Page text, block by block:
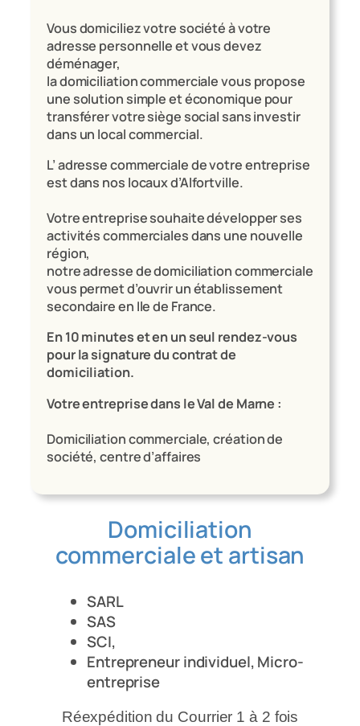
Vous domiciliez votre société à votre
adresse personnelle et vous devez
déménager,
la domiciliation commerciale vous propose
une solution simple et économique pour
transférer votre siège social sans investir
dans un local commercial.
L’ adresse commerciale de votre entreprise
est dans nos locaux d’Alfortville.
Votre entreprise souhaite développer ses
activités commerciales dans une nouvelle
région,
notre adresse de domiciliation commerciale
vous permet d’ouvrir un établissement
secondaire en Ile de France.
En 10 minutes et en un seul rendez-vous
pour la signature du contrat de
domiciliation.
Votre entreprise dans le Val de Marne :
Domiciliation commerciale, création de
société, centre d’affaires
Domiciliation
commerciale et artisan
SARL
SAS
SCI,
Entrepreneur individuel, Micro-
entreprise
Réexpédition du Courrier 1 à 2 fois